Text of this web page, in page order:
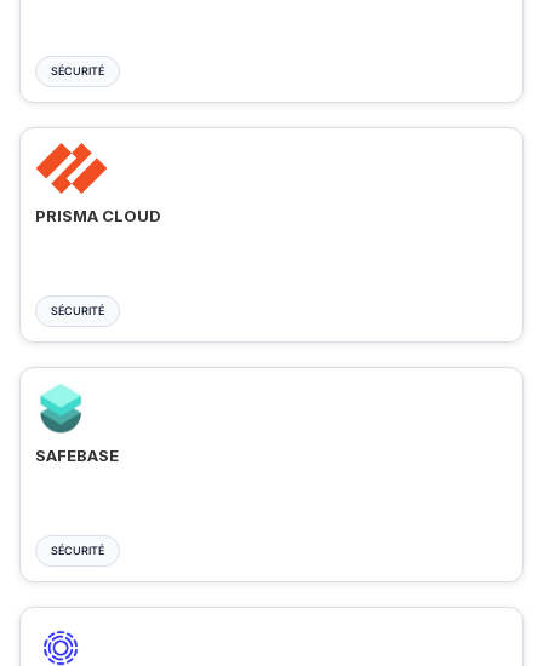
SÉCURITÉ
PRISMA CLOUD
SÉCURITÉ
SAFEBASE
SÉCURITÉ